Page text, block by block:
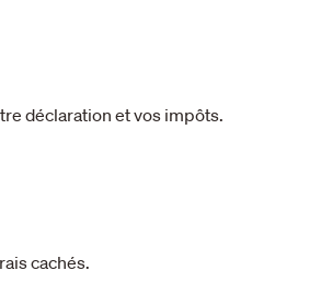
déclaration et vos impôts.
cachés.